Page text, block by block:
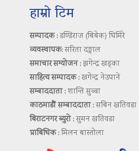
हाम्रो टिम
सम्पादक :डण्डिराज (बिबेक) घिमिरे
व्यवस्थापक:सरिता दङ्गाल
समाचार सम्योजन :झगेन्द्र खड्का
साहित्य सम्पादक :खगेन्द्र नेउपाने
सम्बाददाता :शान्ति सुब्बा
काठमाडौं सम्बाददाता :सबिन खतिवडा
बिराटनगर ब्युरो :सुमन खतिवडा
प्राबिधिक :मिलन बास्तोला